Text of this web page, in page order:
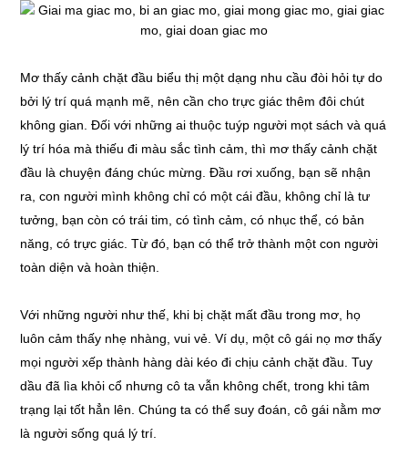
Mơ thấy cảnh chặt đầu biểu thị một dạng nhu cầu đòi hỏi tự do
bởi lý trí quá mạnh mẽ, nên cần cho trực giác thêm đôi chút
không gian. Đối với những ai thuộc tuýp người mọt sách và quá
lý trí hóa mà thiếu đi màu sắc tình cảm, thì mơ thấy cảnh chặt
đầu là chuyện đáng chúc mừng. Đầu rơi xuống, bạn sẽ nhận
ra, con người mình không chỉ có một cái đầu, không chỉ là tư
tưởng, bạn còn có trái tim, có tình cảm, có nhục thể, có bản
năng, có trực giác. Từ đó, bạn có thể trở thành một con người
toàn diện và hoàn thiện.
Với những người như thế, khi bị chặt mất đầu trong mơ, họ
luôn cảm thấy nhẹ nhàng, vui vẻ. Ví dụ, một cô gái nọ mơ thấy
mọi người xếp thành hàng dài kéo đi chịu cảnh chặt đầu. Tuy
dầu đã lìa khỏi cổ nhưng cô ta vẫn không chết, trong khi tâm
trạng lại tốt hẳn lên. Chúng ta có thể suy đoán, cô gái nằm mơ
là người sống quá lý trí.